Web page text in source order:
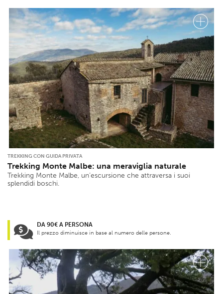
TREKKING CON GUIDA PRIVATA
Trekking Monte Malbe: una meraviglia naturale
Trekking Monte Malbe, un’escursione che attraversa i suoi
splendidi boschi.
DA 90€ A PERSONA
Il prezzo diminuisce in base al numero delle persone.